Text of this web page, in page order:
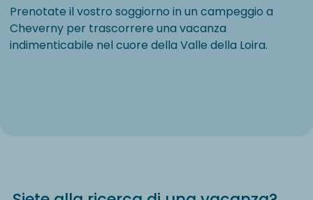
Prenotate il vostro soggiorno in un campeggio a
Cheverny per trascorrere una vacanza
indimenticabile nel cuore della Valle della Loira.